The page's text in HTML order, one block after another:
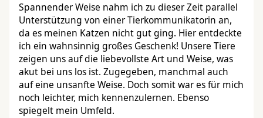
Spannender Weise nahm ich zu dieser Zeit parallel
Unterstützung von einer Tierkommunikatorin an,
da es meinen Katzen nicht gut ging. Hier entdeckte
ich ein wahnsinnig großes Geschenk! Unsere Tiere
zeigen uns auf die liebevollste Art und Weise, was
akut bei uns los ist. Zugegeben, manchmal auch
auf eine unsanfte Weise. Doch somit war es für mich
noch leichter, mich kennenzulernen. Ebenso
spiegelt mein Umfeld.